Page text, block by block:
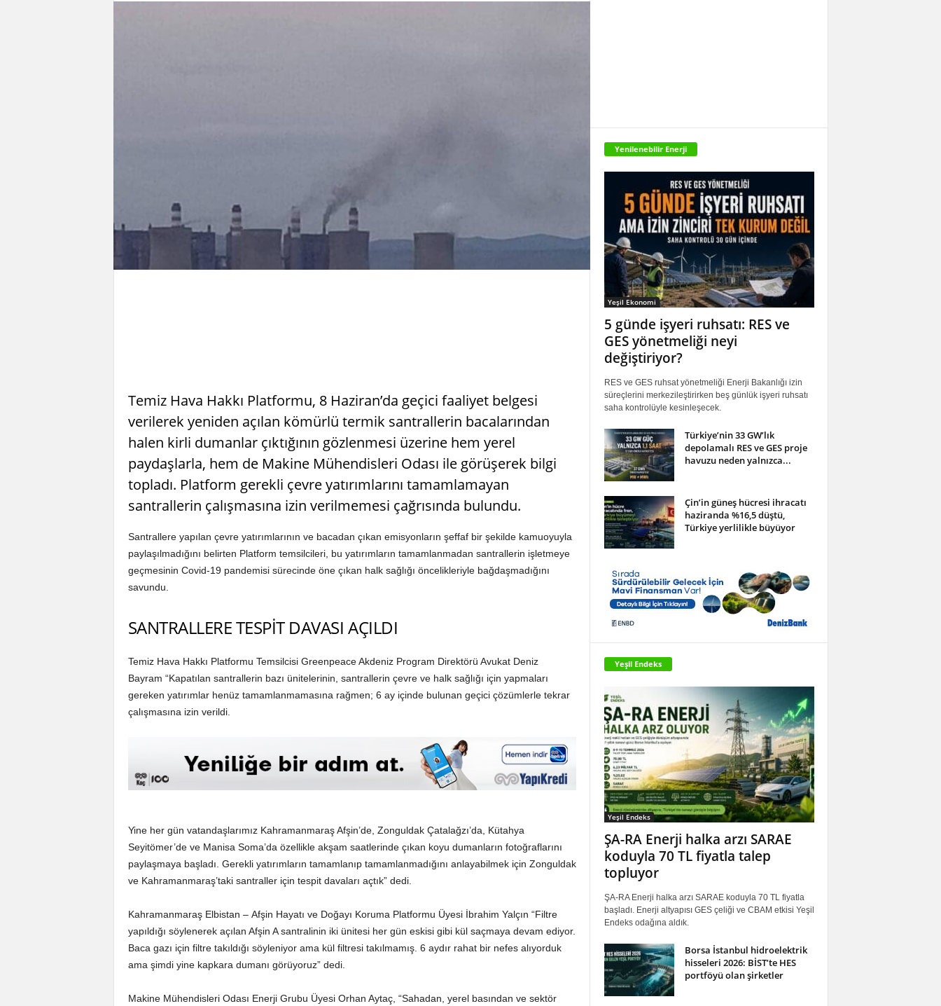
Temiz Hava Hakkı Platformu, 8 Haziran’da geçici faaliyet belgesi
verilerek yeniden açılan kömürlü termik santrallerin bacalarından
halen kirli dumanlar çıktığının gözlenmesi üzerine hem yerel
paydaşlarla, hem de Makine Mühendisleri Odası ile görüşerek bilgi
topladı. Platform gerekli çevre yatırımlarını tamamlamayan
santrallerin çalışmasına izin verilmemesi çağrısında bulundu.
Santrallere yapılan çevre yatırımlarının ve bacadan çıkan emisyonların şeffaf bir şekilde kamuoyuyla
paylaşılmadığını belirten Platform temsilcileri, bu yatırımların tamamlanmadan santrallerin işletmeye
geçmesinin Covid-19 pandemisi sürecinde öne çıkan halk sağlığı öncelikleriyle bağdaşmadığını
savundu.
SANTRALLERE TESPİT DAVASI AÇILDI
Temiz Hava Hakkı Platformu Temsilcisi Greenpeace Akdeniz Program Direktörü Avukat Deniz
Bayram “Kapatılan santrallerin bazı ünitelerinin, santrallerin çevre ve halk sağlığı için yapmaları
gereken yatırımlar henüz tamamlanmamasına rağmen; 6 ay içinde bulunan geçici çözümlerle tekrar
çalışmasına izin verildi.
Yine her gün vatandaşlarımız Kahramanmaraş Afşin’de, Zonguldak Çatalağzı’da, Kütahya
Seyitömer’de ve Manisa Soma’da özellikle akşam saatlerinde çıkan koyu dumanların fotoğraflarını
paylaşmaya başladı. Gerekli yatırımların tamamlanıp tamamlanmadığını anlayabilmek için Zonguldak
ve Kahramanmaraş’taki santraller için tespit davaları açtık” dedi.
Kahramanmaraş Elbistan – Afşin Hayatı ve Doğayı Koruma Platformu Üyesi İbrahim Yalçın “Filtre
yapıldığı söylenerek açılan Afşin A santralinin iki ünitesi her gün eskisi gibi kül saçmaya devam ediyor.
Baca gazı için filtre takıldığı söyleniyor ama kül filtresi takılmamış. 6 aydır rahat bir nefes alıyorduk
ama şimdi yine kapkara dumanı görüyoruz” dedi.
Makine Mühendisleri Odası Enerji Grubu Üyesi Orhan Aytaç, “Sahadan, yerel basından ve sektör
Yenilenebilir Enerji
Yeşil Ekonomi
5 günde işyeri ruhsatı: RES ve
GES yönetmeliği neyi
değiştiriyor?
RES ve GES ruhsat yönetmeliği Enerji Bakanlığı izin
süreçlerini merkezileştirirken beş günlük işyeri ruhsatı
saha kontrolüyle kesinleşecek.
Türkiye’nin 33 GW’lık
depolamalı RES ve GES proje
havuzu neden yalnızca...
Çin’in güneş hücresi ihracatı
haziranda %16,5 düştü,
Türkiye yerlilikle büyüyor
Yeşil Endeks
Yeşil Endeks
ŞA-RA Enerji halka arzı SARAE
koduyla 70 TL fiyatla talep
topluyor
ŞA-RA Enerji halka arzı SARAE koduyla 70 TL fiyatla
başladı. Enerji altyapısı GES çeliği ve CBAM etkisi Yeşil
Endeks odağına aldık.
Borsa İstanbul hidroelektrik
hisseleri 2026: BİST’te HES
portföyü olan şirketler